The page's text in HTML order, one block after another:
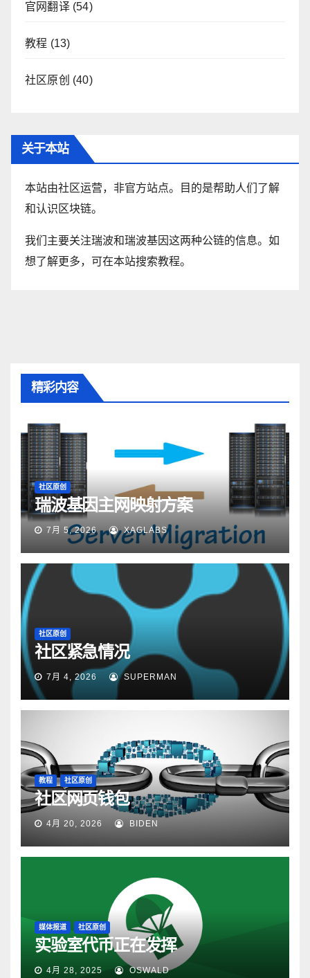
官网翻译(54)
教程 (13)
社区原创 (40)
关于本站
本站由社区运营，非官方站点。目的是帮助人们了解
和认识区块链。
我们主要关注瑞波和瑞波基因这两种公链的信息。如
想了解更多，可在本站搜索教程。
精彩内容
社区原创
瑞波基因主网映射方案
7月 5, 2026 XAGLABS
社区原创
社区紧急情况
7月 4, 2026 SUPERMAN
教程 社区原创
社区网页钱包
4月 20, 2026 BIDEN
媒体报道 社区原创
实验室代币正在发挥
4月 28, 2025 OSWALD